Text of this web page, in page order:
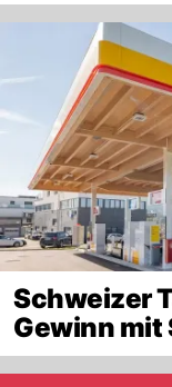
Schweizer
Gewinn mit